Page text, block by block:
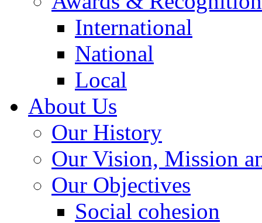
International
National
Local
About Us
Our History
Our Vision, Mission
Our Objectives
Social cohesion